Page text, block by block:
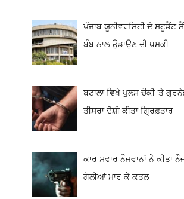
ਪੰਜਾਬ ਯੂਨੀਵਰਸਿਟੀ ਦੇ ਸਟੂਡੈਂਟ
ਬੰਬ ਨਾਲ ਉਡਾਉਣ ਦੀ ਧਮਕੀ
ਬਟਾਲਾ ਵਿਖੇ ਪੁਲਸ ਚੌਂਕੀ ‘ਤੇ
ਤੀਸਰਾ ਦੋਸ਼ੀ ਕੀਤਾ ਗ੍ਰਿਫ਼ਤਾਰ
ਕਾਰ ਸਵਾਰ ਨੌਜਵਾਨਾਂ ਨੇ ਕੀਤਾ
ਗੋਲੀਆਂ ਮਾਰ ਕੇ ਕਤਲ